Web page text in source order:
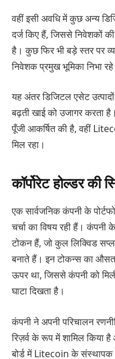
वहीं इसी अवधि में कुछ अन्य
दर्ज किए हैं, जिससे निवेशकों
है। कुछ फिर भी बड़े स्तर पर
निवेशक प्रमुख भूमिका निभा
यह अंतर डिजिटल एसेट
बढ़ती खाई को उजागर करता
पूँजी आकर्षित की है, वहीं
मिल रहा।
कॉर्पोरेट होल्डर की
एक सार्वजनिक कंपनी के
चर्चा का विषय रही हैं।
टोकन हैं, जो कुल लिक्विड
बनाते हैं। इन टोकन्स का औसत
ऊपर था, जिससे कंपनी को
घाटा दिखता है।
कंपनी ने अपनी परिचालन
रिज़र्व के रूप में शामिल किया
बोर्ड में Litecoin के संस्थापक